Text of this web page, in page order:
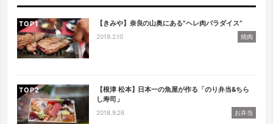
TOP 【きみや】奈良の山奥にある”ヘレ肉パラダイス”
2019.2.10 焼肉
TOP
【根津 松本】日本一の魚屋が作る「のり弁当&ちら
し寿司」
2018.9.26 お弁当